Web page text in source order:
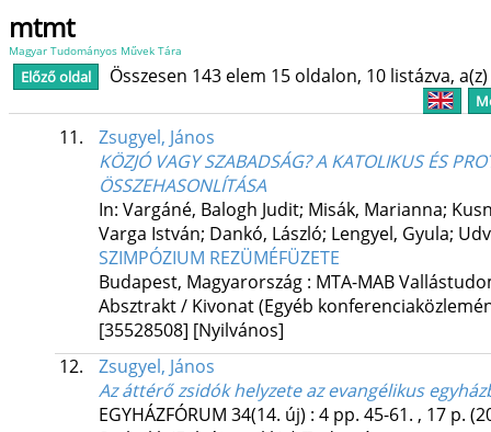
mtmt
Magyar Tudományos Művek Tára
Előző oldal Összesen 143 elem 15 oldalon, 10 listázva,
11.
Zsugyel, János
KÖZJÓ VAGY SZABADSÁG? A KATOLIKUS ÉS
ÖSSZEHASONLÍTÁSA
In: Vargáné, Balogh Judit; Misák, Marianna;
Varga István; Dankó, László; Lengyel, Gyula;
SZIMPÓZIUM REZÜMÉFÜZETE
Budapest, Magyarország : MTA-MAB
Absztrakt / Kivonat (Egyéb
[35528508] [Nyilvános]
12.
Zsugyel, János
Az áttérő zsidók helyzete az evangélikus
EGYHÁZFÓRUM 34(14. új) : 4 pp. 45-61. , 17 p.